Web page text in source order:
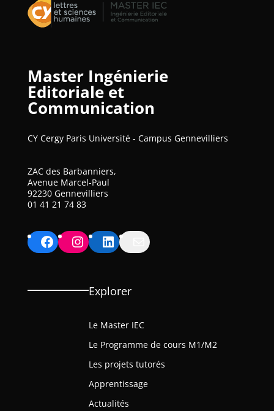
Master Ingénierie
Editoriale et
Communication
CY Cergy Paris Université - Campus Gennevilliers
ZAC des Barbanniers,
Avenue Marcel-Paul
92230 Gennevilliers
01 41 21 74 83
Facebook Instagram LinkedIn
Explorer
Le Master IEC
Le Programme de cours M1/M2
Les projets tutorés
Apprentissage
Actualités